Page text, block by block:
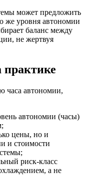
может предложить
же уровня автономии
баланс между
не жертвуя
практике
часа автономии,
автономии (часы)
цены, но и
и стоимости
риск‑класс
а не